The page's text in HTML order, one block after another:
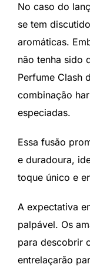
No caso do
se tem
aromáticas.
não tenha sido
Perfume Clash
combinação
especiadas.
Essa fusão
e duradoura,
toque único e
A expectativa
palpável. Os
para descobrir
entrelaçarão